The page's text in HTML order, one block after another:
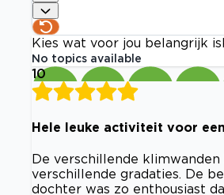
Kies wat voor jou belangrijk is
No topics available
10
Hele leuke activiteit voor
De verschillende
verschillende gradaties. De
dochter was zo enthousiast